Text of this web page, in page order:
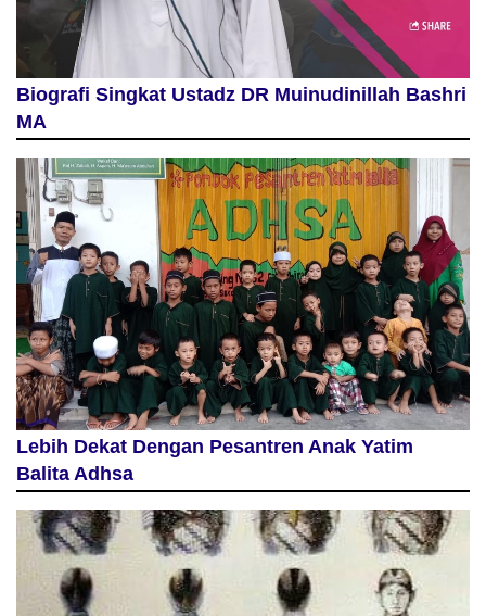
Biografi Singkat Ustadz DR Muinudinillah Bashri
MA
Lebih Dekat Dengan Pesantren Anak Yatim
Balita Adhsa